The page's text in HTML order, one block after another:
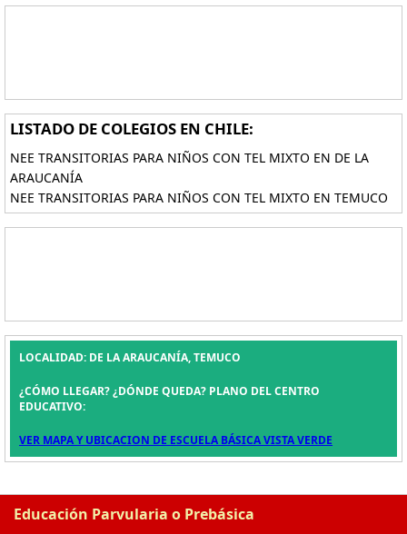
LISTADO DE COLEGIOS EN CHILE:
NEE TRANSITORIAS PARA NIÑOS CON TEL MIXTO EN DE LA
ARAUCANÍA
NEE TRANSITORIAS PARA NIÑOS CON TEL MIXTO EN TEMUCO
LOCALIDAD: DE LA ARAUCANÍA, TEMUCO
¿CÓMO LLEGAR? ¿DÓNDE QUEDA? PLANO DEL CENTRO
EDUCATIVO:
VER MAPA Y UBICACION DE ESCUELA BÁSICA VISTA VERDE
Educación Parvularia o Prebásica